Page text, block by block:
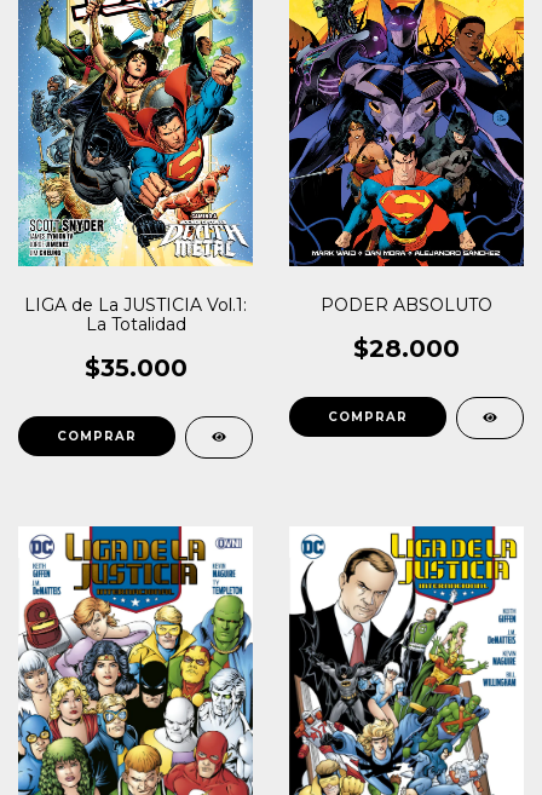
LIGA de La JUSTICIA Vol.1:
La Totalidad
$35.000
PODER ABSOLUTO
$28.000